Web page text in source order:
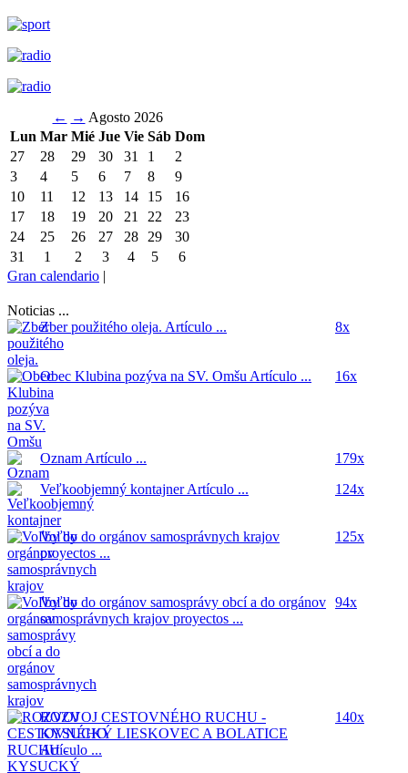
← → Agosto 2026
Lun Mar Mié Jue Vie Sáb Dom
27
28 29 30 31 1
2
3
4 5 6 7 8
9
10
11 12 13 14 15
16
17
18 19 20 21 22
23
24
25 26 27 28 29
30
31
1 2 3 4 5
6
Gran calendario |
Noticias ...
Zber použitého oleja. Artículo ... 8x
Obec Klubina pozýva na SV. Omšu Artículo ... 16x
Oznam Artículo ...
179x
Veľkoobjemný kontajnerArtículo ... 124x
Voľby do orgánov samosprávnych krajov
proyectos ...
125x
Voľby do orgánov samosprávy obcí a do orgánov
samosprávnych krajov proyectos ...
94x
ROZVOJ CESTOVNÉHO RUCHU -
KYSUCKÝ LIESKOVEC A BOLATICE
Artículo ...
140x